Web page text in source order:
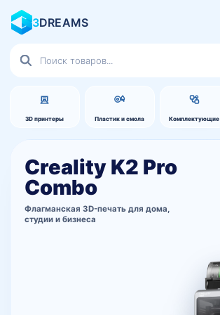
3DREAMS
3D принтеры Пластик и смола Комплектующие
товаров
Creality K2 Pro
Combo
Флагманская 3D-печать для дома,
студии и бизнеса